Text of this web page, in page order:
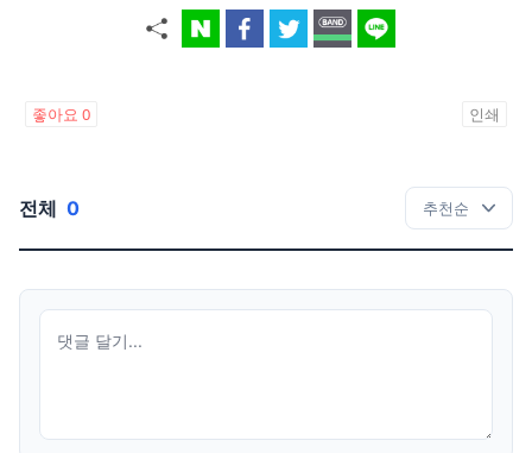
좋아요 0 인쇄
전체 0